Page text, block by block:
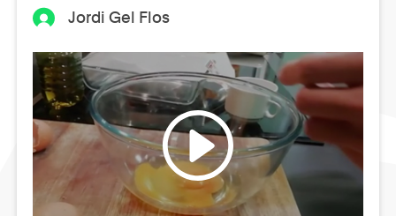
Jordi Gel Flos